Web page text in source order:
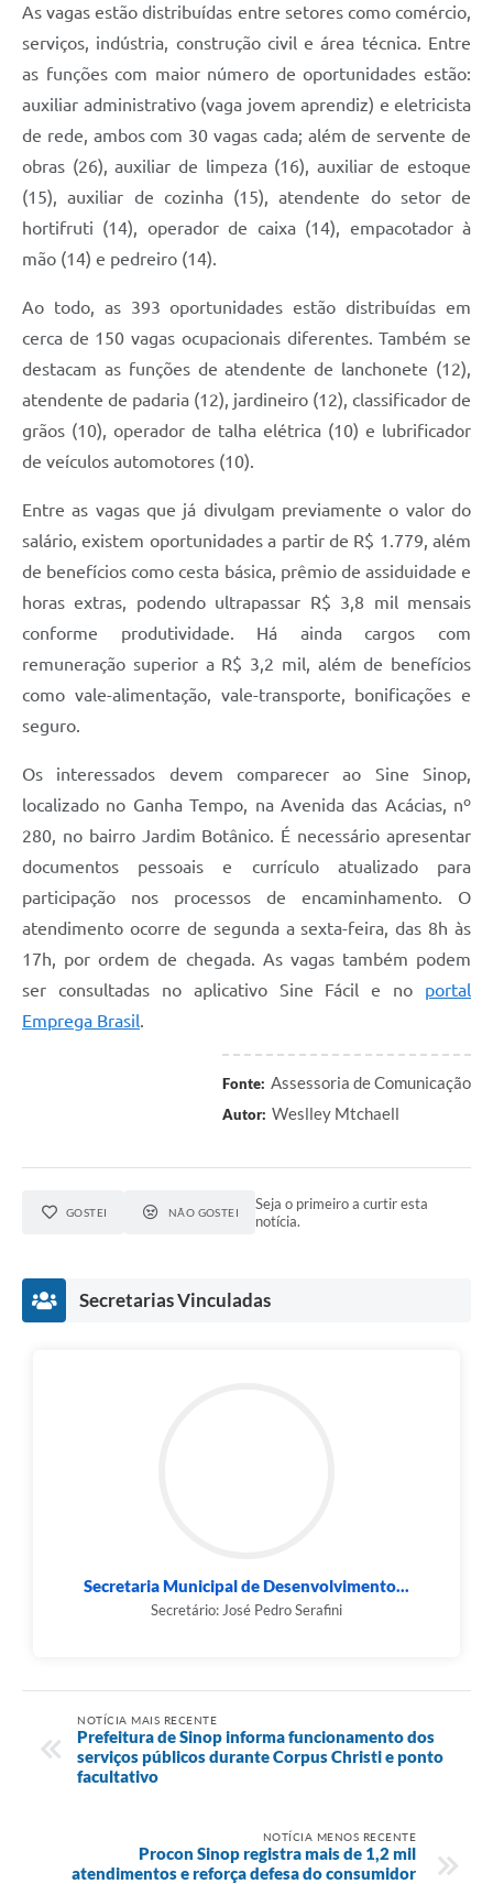
As vagas estão distribuídas entre setores como comércio,
serviços, indústria, construção civil e área técnica. Entre
as funções com maior número de oportunidades estão:
auxiliar administrativo (vaga jovem aprendiz) e eletricista
de rede, ambos com 30 vagas cada; além de servente de
obras (26), auxiliar de limpeza (16), auxiliar de estoque
(15), auxiliar de cozinha (15), atendente do setor de
hortifruti (14), operador de caixa (14), empacotador à
mão (14) e pedreiro (14).
Ao todo, as 393 oportunidades estão distribuídas em
cerca de 150 vagas ocupacionais diferentes. Também se
destacam as funções de atendente de lanchonete (12),
atendente de padaria (12), jardineiro (12), classificador de
grãos (10), operador de talha elétrica (10) e lubrificador
de veículos automotores (10).
Entre as vagas que já divulgam previamente o valor do
salário, existem oportunidades a partir de R$ 1.779, além
de benefícios como cesta básica, prêmio de assiduidade e
horas extras, podendo ultrapassar R$ 3,8 mil mensais
conforme produtividade. Há ainda cargos com
remuneração superior a R$ 3,2 mil, além de benefícios
como vale-alimentação, vale-transporte, bonificações e
seguro.
Os interessados devem comparecer ao Sine Sinop,
localizado no Ganha Tempo, na Avenida das Acácias, nº
280, no bairro Jardim Botânico. É necessário apresentar
documentos pessoais e currículo atualizado para
participação nos processos de encaminhamento. O
atendimento ocorre de segunda a sexta-feira, das 8h às
17h, por ordem de chegada. As vagas também podem
ser consultadas no aplicativo Sine Fácil e no portal
Emprega Brasil.
Fonte: Assessoria de Comunicação
Autor: Weslley Mtchaell
GOSTEI NÃO GOSTEI
Seja o primeiro a curtir esta
notícia.
Secretarias Vinculadas
Secretaria Municipal de Desenvolvimento...
Secretário: José Pedro Serafini
NOTÍCIA MAIS RECENTE
Prefeitura de Sinop informa funcionamento dos
serviços públicos durante Corpus Christi e ponto
facultativo
NOTÍCIA MENOS RECENTE
Procon Sinop registra mais de 1,2 mil
atendimentos e reforça defesa do consumidor